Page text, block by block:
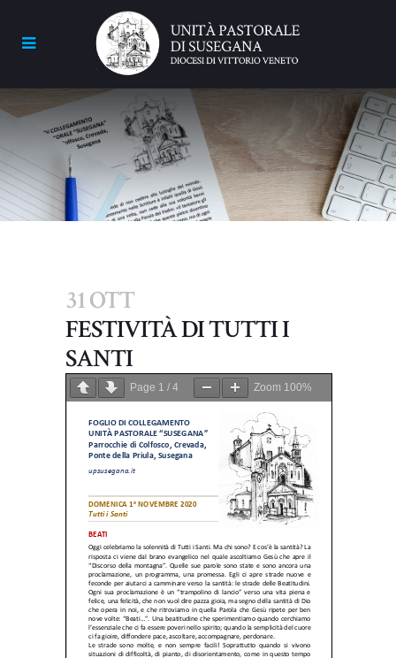
31 OTT
FESTIVITÀ DI TUTTI I
SANTI
Page 1 / 4 Zoom 100%